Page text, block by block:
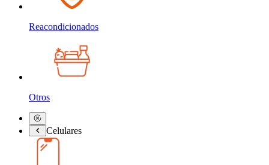
Reacondicionados
Otros
Celulares